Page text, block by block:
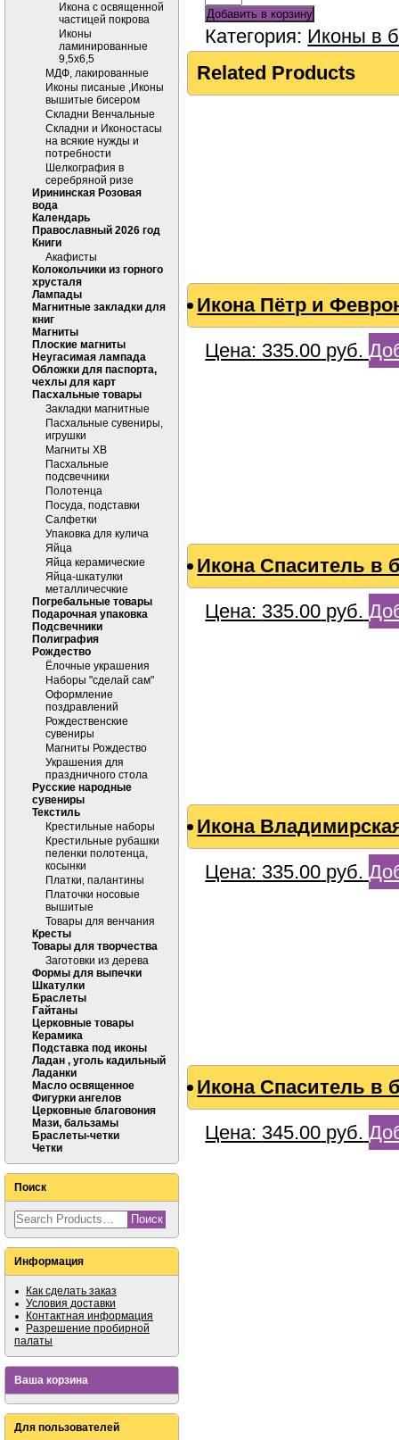
Икона с освященной
частицей покрова
Иконы
ламинированные
9,5х6,5
МДФ, лакированные
Иконы писаные ,Иконы
вышитые бисером
Складни Венчальные
Складни и Иконостасы
на всякие нужды и
потребности
Шелкография в
серебряной ризе
Ирининская Розовая
вода
Календарь
Православный 2026 год
Книги
Акафисты
Колокольчики из горного
хрусталя
Лампады
Магнитные закладки для
книг
Магниты
Плоские магниты
Неугасимая лампада
Обложки для паспорта,
чехлы для карт
Пасхальные товары
Закладки магнитные
Пасхальные сувениры,
игрушки
Магниты ХВ
Пасхальные
подсвечники
Полотенца
Посуда, подставки
Салфетки
Упаковка для кулича
Яйца
Яйца керамические
Яйца-шкатулки
металличесчкие
Погребальные товары
Подарочная упаковка
Подсвечники
Полиграфия
Рождество
Ёлочные украшения
Наборы "сделай сам"
Оформление
поздравлений
Рождественские
сувениры
Магниты Рождество
Украшения для
праздничного стола
Русские народные
сувениры
Текстиль
Крестильные наборы
Крестильные рубашки
пеленки полотенца,
косынки
Платки, палантины
Платочки носовые
вышитые
Товары для венчания
Кресты
Товары для творчества
Заготовки из дерева
Формы для выпечки
Шкатулки
Браслеты
Гайтаны
Церковные товары
Керамика
Подставка под иконы
Ладан , уголь кадильный
Ладанки
Масло освященное
Фигурки ангелов
Церковные благовония
Мази, бальзамы
Браслеты-четки
Четки
Поиск
Информация
Как сделать заказ
Условия доставки
Контактная информация
Разрешение пробирной
палаты
Ваша корзина
Для пользователей
Добавить в корзину
Категория: Иконы в
Related Products
Икона Пётр и
Цена: 335.00 руб.
Икона Спаситель в
Цена: 335.00 руб.
Икона
Цена: 335.00 руб.
Икона Спаситель в
Цена: 345.00 руб.